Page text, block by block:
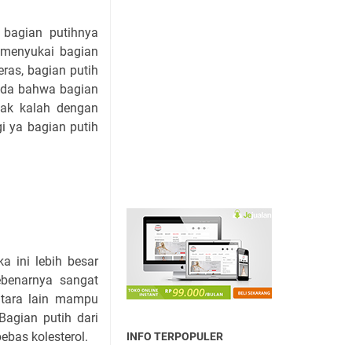
putihnya
bagian
bagian putih
bahwa bagian
kalah dengan
ya bagian putih
ini lebih besar
sangat
lain mampu
putih dari
kolesterol.
INFO TERPOPULER